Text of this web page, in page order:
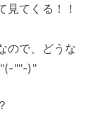
見てくる！！
ので、どうな
"(-""-)"